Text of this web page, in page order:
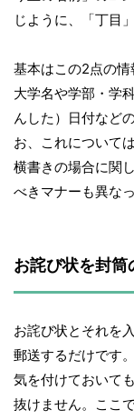
じように、「丁目
基本はこの2点の
大学名や学部・学
んした）日付など
お、これについて
横書きの場合に関
べきマナーも異な
お詫び状を封
お詫び状とそれを
郵送するだけです
気を付けておいて
抜けません。ここ